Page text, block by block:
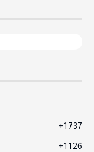
+1737
+1126